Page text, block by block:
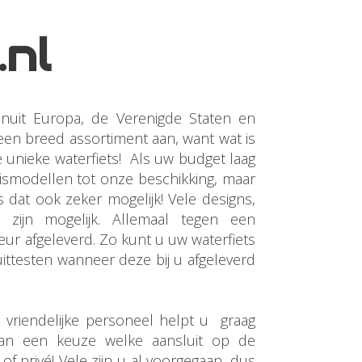
Europa, de Verenigde Staten en
breed assortiment aan, want wat is
waterfiets! Als uw budget laag
tot onze beschikking, maar
ook zeker mogelijk! Vele designs,
zijn mogelijk. Allemaal tegen een
afgeleverd. Zo kunt u uw waterfiets
wanneer deze bij u afgeleverd
vriendelijke personeel helpt u graag
een keuze welke aansluit op de